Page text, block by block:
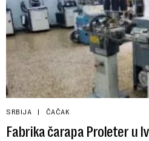
SRBIJA ČAČAK
Fabrika čarapa Proleter u